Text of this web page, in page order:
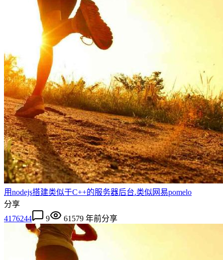
用nodejs搭建类似于C++的服务器后台.类似网易pomelo
分享
4176244
9 61579 年前分享